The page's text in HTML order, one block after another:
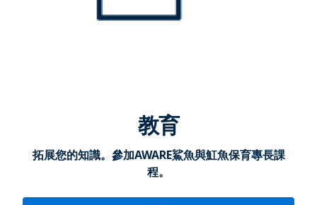
教育
拓展您的知識。參加AWARE鯊魚與魟魚保育專長課
程。